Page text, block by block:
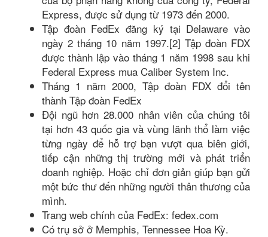
Express, được sử dụng từ 1973 đến 2000.
Tập đoàn FedEx đăng ký tại Delaware vào
ngày 2 tháng 10 năm 1997.[2] Tập đoàn FDX
được thành lập vào tháng 1 năm 1998 sau khi
Federal Express mua Caliber System Inc.
Tháng 1 năm 2000, Tập đoàn FDX đổi tên
thành Tập đoàn FedEx
Đội ngũ hơn 28.000 nhân viên của chúng tôi
tại hơn 43 quốc gia và vùng lãnh thổ làm việc
từng ngày để hỗ trợ bạn vượt qua biên giới,
tiếp cận những thị trường mới và phát triển
doanh nghiệp. Hoặc chỉ đơn giản giúp bạn gửi
một bức thư đến những người thân thương của
mình.
Trang web chính của FedEx: fedex.com
Có trụ sở ở Memphis, Tennessee Hoa Kỳ.